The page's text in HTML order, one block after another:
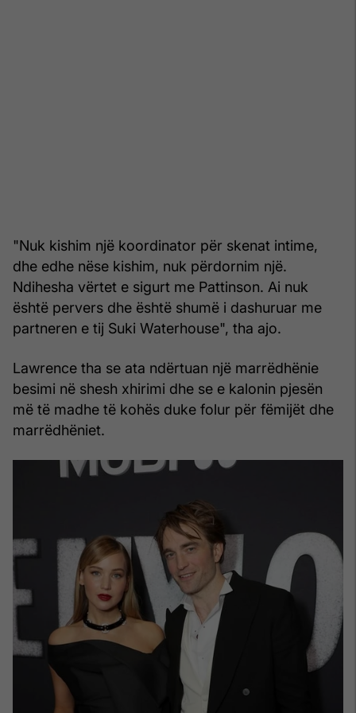
"Nuk kishim një koordinator për skenat intime,
dhe edhe nëse kishim, nuk përdornim një.
Ndihesha vërtet e sigurt me Pattinson. Ai nuk
është pervers dhe është shumë i dashuruar me
partneren e tij Suki Waterhouse", tha ajo.
Lawrence tha se ata ndërtuan një marrëdhënie
besimi në shesh xhirimi dhe se e kalonin pjesën
më të madhe të kohës duke folur për fëmijët dhe
marrëdhëniet.